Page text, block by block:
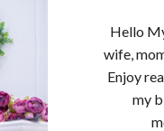
Hello
wife,
Enjoy
my